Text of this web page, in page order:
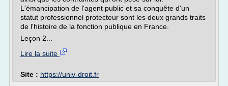
L'émancipation de l'agent public et sa conquête d'un
statut professionnel protecteur sont les deux grands traits
de l'histoire de la fonction publique en France.
Leçon 2...
Lire la suite
Site : https://univ-droit.fr